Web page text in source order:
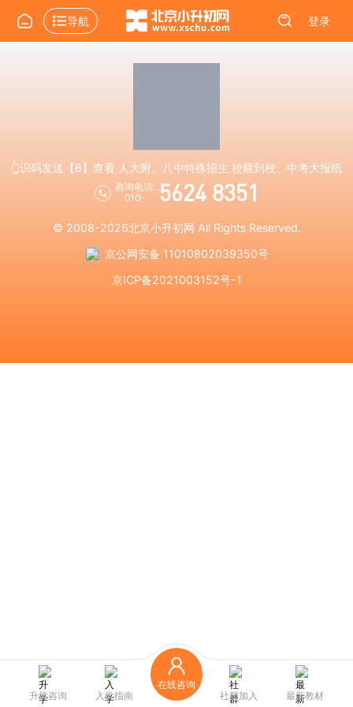
导航 登录
👆识码发送【6】查看 人大附、八中特殊招生 校额到校、中考大报纸
咨询电话:
010-
5624 8351
© 2008-2026北京小升初网 All Rights Reserved.
京公网安备 11010802039350号
京ICP备2021003152号-1
升学咨询 入学指南
在线咨询
社群加入
最新教材